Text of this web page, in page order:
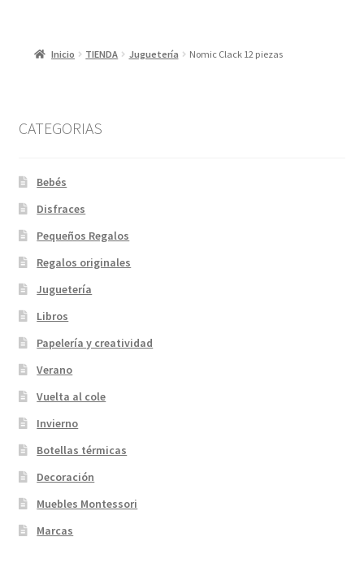
Inicio TIENDA Juguetería Nomic Clack 12 piezas
CATEGORIAS
Bebés
Disfraces
Pequeños Regalos
Regalos originales
Juguetería
Libros
Papelería y creatividad
Verano
Vuelta al cole
Invierno
Botellas térmicas
Decoración
Muebles Montessori
Marcas